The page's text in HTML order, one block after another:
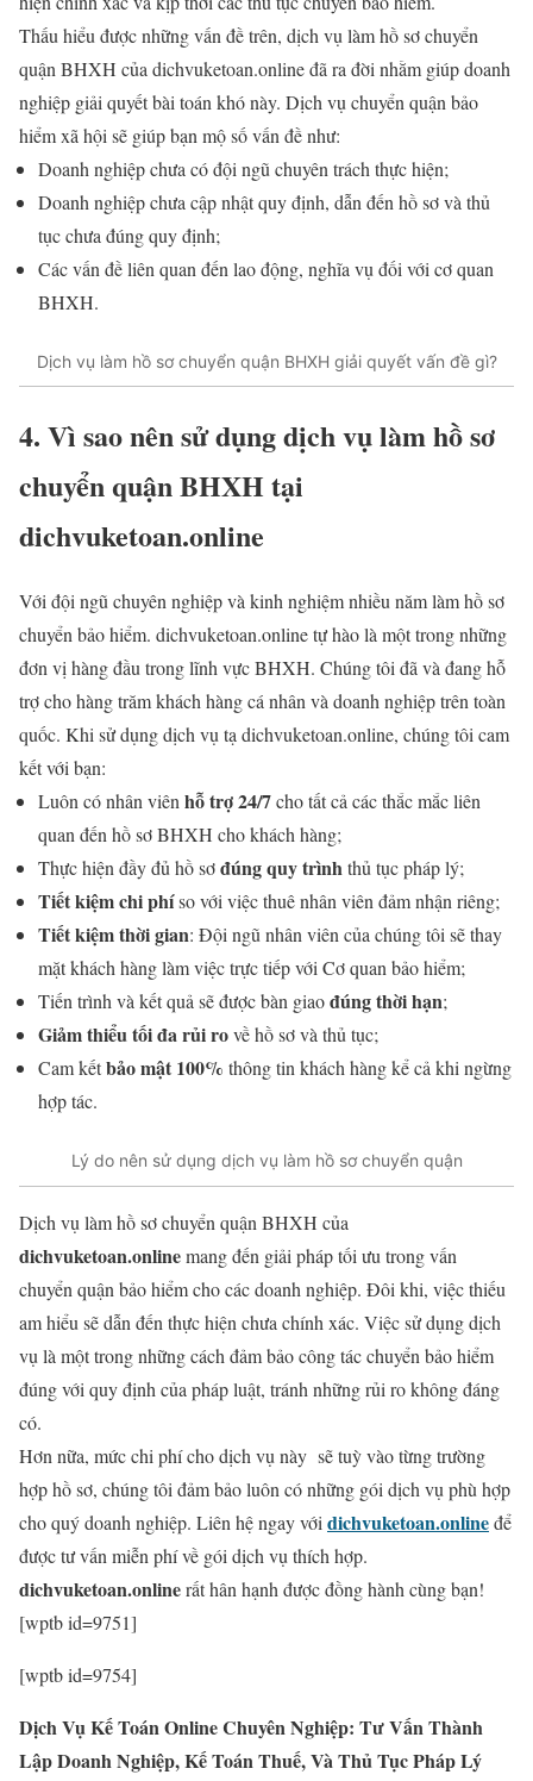
Thấu hiểu được những vấn đề trên, dịch vụ làm hồ sơ chuyển
quận BHXH của dichvuketoan.online đã ra đời nhằm giúp doanh
nghiệp giải quyết bài toán khó này. Dịch vụ chuyển quận bảo
hiểm xã hội sẽ giúp bạn mộ số vấn đề như:
Doanh nghiệp chưa có đội ngũ chuyên trách thực hiện;
Doanh nghiệp chưa cập nhật quy định, dẫn đến hồ sơ và thủ
tục chưa đúng quy định;
Các vấn đề liên quan đến lao động, nghĩa vụ đối với cơ quan
BHXH.
Dịch vụ làm hồ sơ chuyển quận BHXH giải quyết vấn đề gì?
4. Vì sao nên sử dụng dịch vụ làm hồ sơ
chuyển quận BHXH tại
dichvuketoan.online
Với đội ngũ chuyên nghiệp và kinh nghiệm nhiều năm làm hồ sơ
chuyển bảo hiểm. dichvuketoan.online tự hào là một trong những
đơn vị hàng đầu trong lĩnh vực BHXH. Chúng tôi đã và đang hỗ
trợ cho hàng trăm khách hàng cá nhân và doanh nghiệp trên toàn
quốc. Khi sử dụng dịch vụ tạ dichvuketoan.online, chúng tôi cam
kết với bạn:
Luôn có nhân viên hỗ trợ 24/7cho tất cả các thắc mắc liên
quan đến hồ sơ BHXH cho khách hàng;
Thực hiện đầy đủ hồ sơđúng quy trìnhthủ tục pháp lý;
Tiết kiệm chi phíso với việc thuê nhân viên đảm nhận riêng;
Tiết kiệm thời gian: Đội ngũ nhân viên của chúng tôi sẽ thay
mặt khách hàng làm việc trực tiếp với Cơ quan bảo hiểm;
Tiến trình và kết quả sẽ được bàn giaođúng thời hạn;
Giảm thiểu tối đa rủi rovề hồ sơ và thủ tục;
Cam kếtbảo mật 100% thông tin khách hàng kể cả khi ngừng
hợp tác.
Lý do nên sử dụng dịch vụ làm hồ sơ chuyển quận
Dịch vụ làm hồ sơ chuyển quận BHXH của
dichvuketoan.onlinemang đến giải pháp tối ưu trong vấn
chuyển quận bảo hiểm cho các doanh nghiệp. Đôi khi, việc thiếu
am hiểu sẽ dẫn đến thực hiện chưa chính xác. Việc sử dụng dịch
vụ là một trong những cách đảm bảo công tác chuyển bảo hiểm
đúng với quy định của pháp luật, tránh những rủi ro không đáng
có.
Hơn nữa, mức chi phí cho dịch vụ này sẽ tuỳ vào từng trường
hợp hồ sơ, chúng tôi đảm bảo luôn có những gói dịch vụ phù hợp
cho quý doanh nghiệp. Liên hệ ngay với dichvuketoan.onlineđể
được tư vấn miễn phí về gói dịch vụ thích hợp.
dichvuketoan.onlinerất hân hạnh được đồng hành cùng bạn!
[wptb id=9751]
[wptb id=9754]
Dịch Vụ Kế Toán Online Chuyên Nghiệp: Tư Vấn Thành
Lập Doanh Nghiệp, Kế Toán Thuế, Và Thủ Tục Pháp Lý